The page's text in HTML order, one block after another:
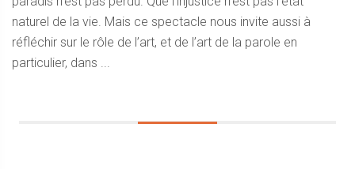
naturel de la vie. Mais ce spectacle nous invite aussi à
réfléchir sur le rôle de l’art, et de l’art de la parole en
particulier, dans ...